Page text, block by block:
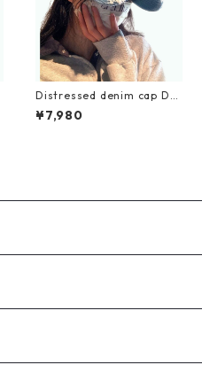
Distressed denim cap D0
211
¥7,980